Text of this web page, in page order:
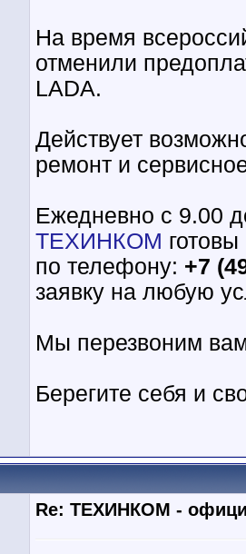
На время
отменили
LADA.
Действует
ремонт и
Ежедневно с 9.00
ТЕХИНКОМ
по телефону: +7
заявку на любую
Мы перезвоним
Берегите себя и
Re: ТЕХИНКОМ -